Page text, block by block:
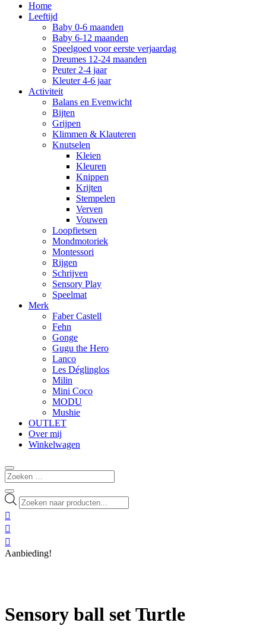
Home
Leeftijd
Baby 0-6 maanden
Baby 6-12 maanden
Speelgoed voor eerste verjaardag
Dreumes 12-24 maanden
Peuter 2-4 jaar
Kleuter 4-6 jaar
Activiteit
Balans en Evenwicht
Bijten
Grijpen
Klimmen & Klauteren
Knutselen
Kleien
Kleuren
Knippen
Krijten
Stempelen
Verven
Vouwen
Loopfietsen
Mondmotoriek
Montessori
Rijgen
Schrijven
Sensory Play
Speelmat
Merk
Faber Castell
Fehn
Gonge
Gugu the Hero
Lanco
Les Déglinglos
Milin
Mini Coco
MODU
Mushie
OUTLET
Over mij
Winkelwagen
Producten
zoeken



Aanbieding!
Sensory ball set Turtle